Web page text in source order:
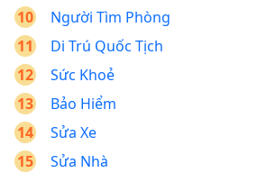
Người Tìm Phòng
Di Trú Quốc Tịch
Sức Khoẻ
Bảo Hiểm
Sửa Xe
Sửa Nhà